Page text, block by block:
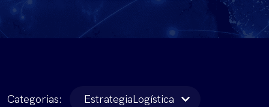
Categorias: EstrategiaLogística